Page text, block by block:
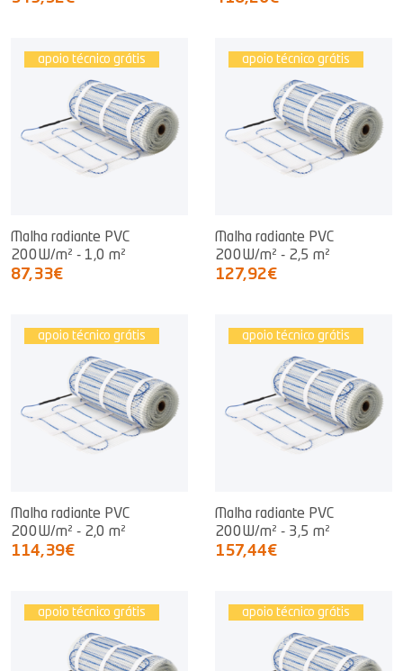
apoio técnico grátis
Malha radiante PVC
200W/m² - 1,0 m²
87,33€
apoio técnico grátis
Malha radiante PVC
200W/m² - 2,5 m²
127,92€
apoio técnico grátis
Malha radiante PVC
200W/m² - 2,0 m²
114,39€
apoio técnico grátis
Malha radiante PVC
200W/m² - 3,5 m²
157,44€
apoio técnico grátis apoio técnico grátis